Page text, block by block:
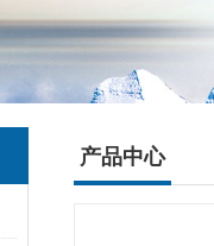
产品中心